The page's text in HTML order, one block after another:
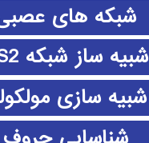
شبکه های
شبیه ساز شبکه NS2
شبیه سازی